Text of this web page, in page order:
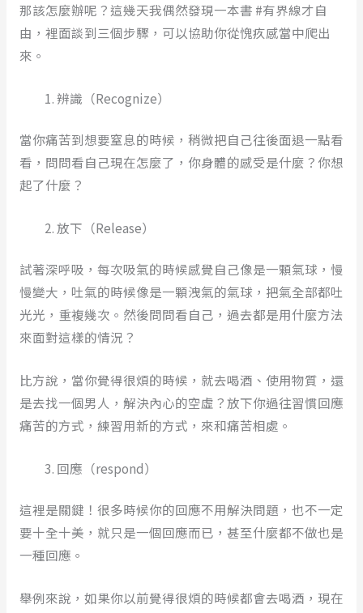
那該怎麼辦呢？這幾天我偶然發現一本書 #有界線才自
由，裡面談到三個步驟，可以協助你從愧疚感當中爬出
來。
辨識（Recognize）
當你痛苦到想要窒息的時候，稍微把自己往後面退一點看
看，問問看自己現在怎麼了，你身體的感受是什麼？你想
起了什麼？
放下（Release）
試著深呼吸，每次吸氣的時候感覺自己像是一顆氣球，慢
慢變大，吐氣的時候像是一顆洩氣的氣球，把氣全部都吐
光光，重複幾次。然後問問看自己，過去都是用什麼方法
來面對這樣的情況？
比方說，當你覺得很煩的時候，就去喝酒、使用物質，還
是去找一個男人，解決內心的空虛？放下你過往習慣回應
痛苦的方式，練習用新的方式，來和痛苦相處。
回應（respond）
這裡是關鍵！很多時候你的回應不用解決問題，也不一定
要十全十美，就只是一個回應而已，甚至什麼都不做也是
一種回應。
舉例來說，如果你以前覺得很煩的時候都會去喝酒，現在